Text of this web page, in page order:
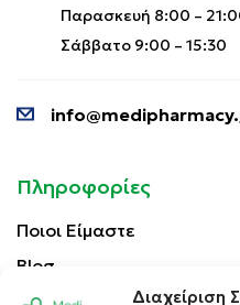
Διαχείριση
Παρασκευή 8:00 –
Σάββατο 9:00 – 15:30
Πληροφορίες
Ποιοι Είμαστε
Blog